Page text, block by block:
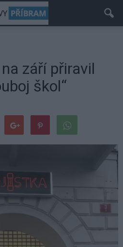
září přiravil
škol“